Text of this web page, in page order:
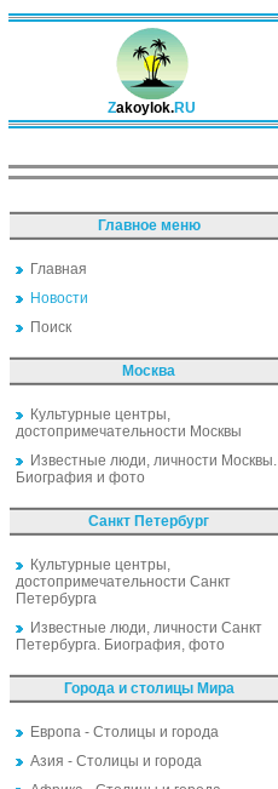
Zakoylok.RU
Главное меню
Главная
Новости
Поиск
Москва
Культурные центры,
достопримечательности Москвы
Известные люди, личности Москвы.
Биография и фото
Санкт Петербург
Культурные центры,
достопримечательности Санкт
Петербурга
Известные люди, личности Санкт
Петербурга. Биография, фото
Города и столицы Мира
Европа - Столицы и города
Азия - Столицы и города